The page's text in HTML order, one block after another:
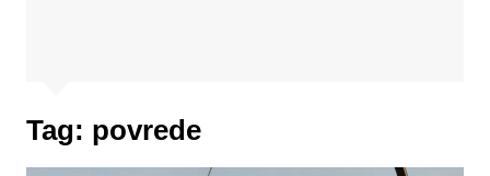
Tag: povrede